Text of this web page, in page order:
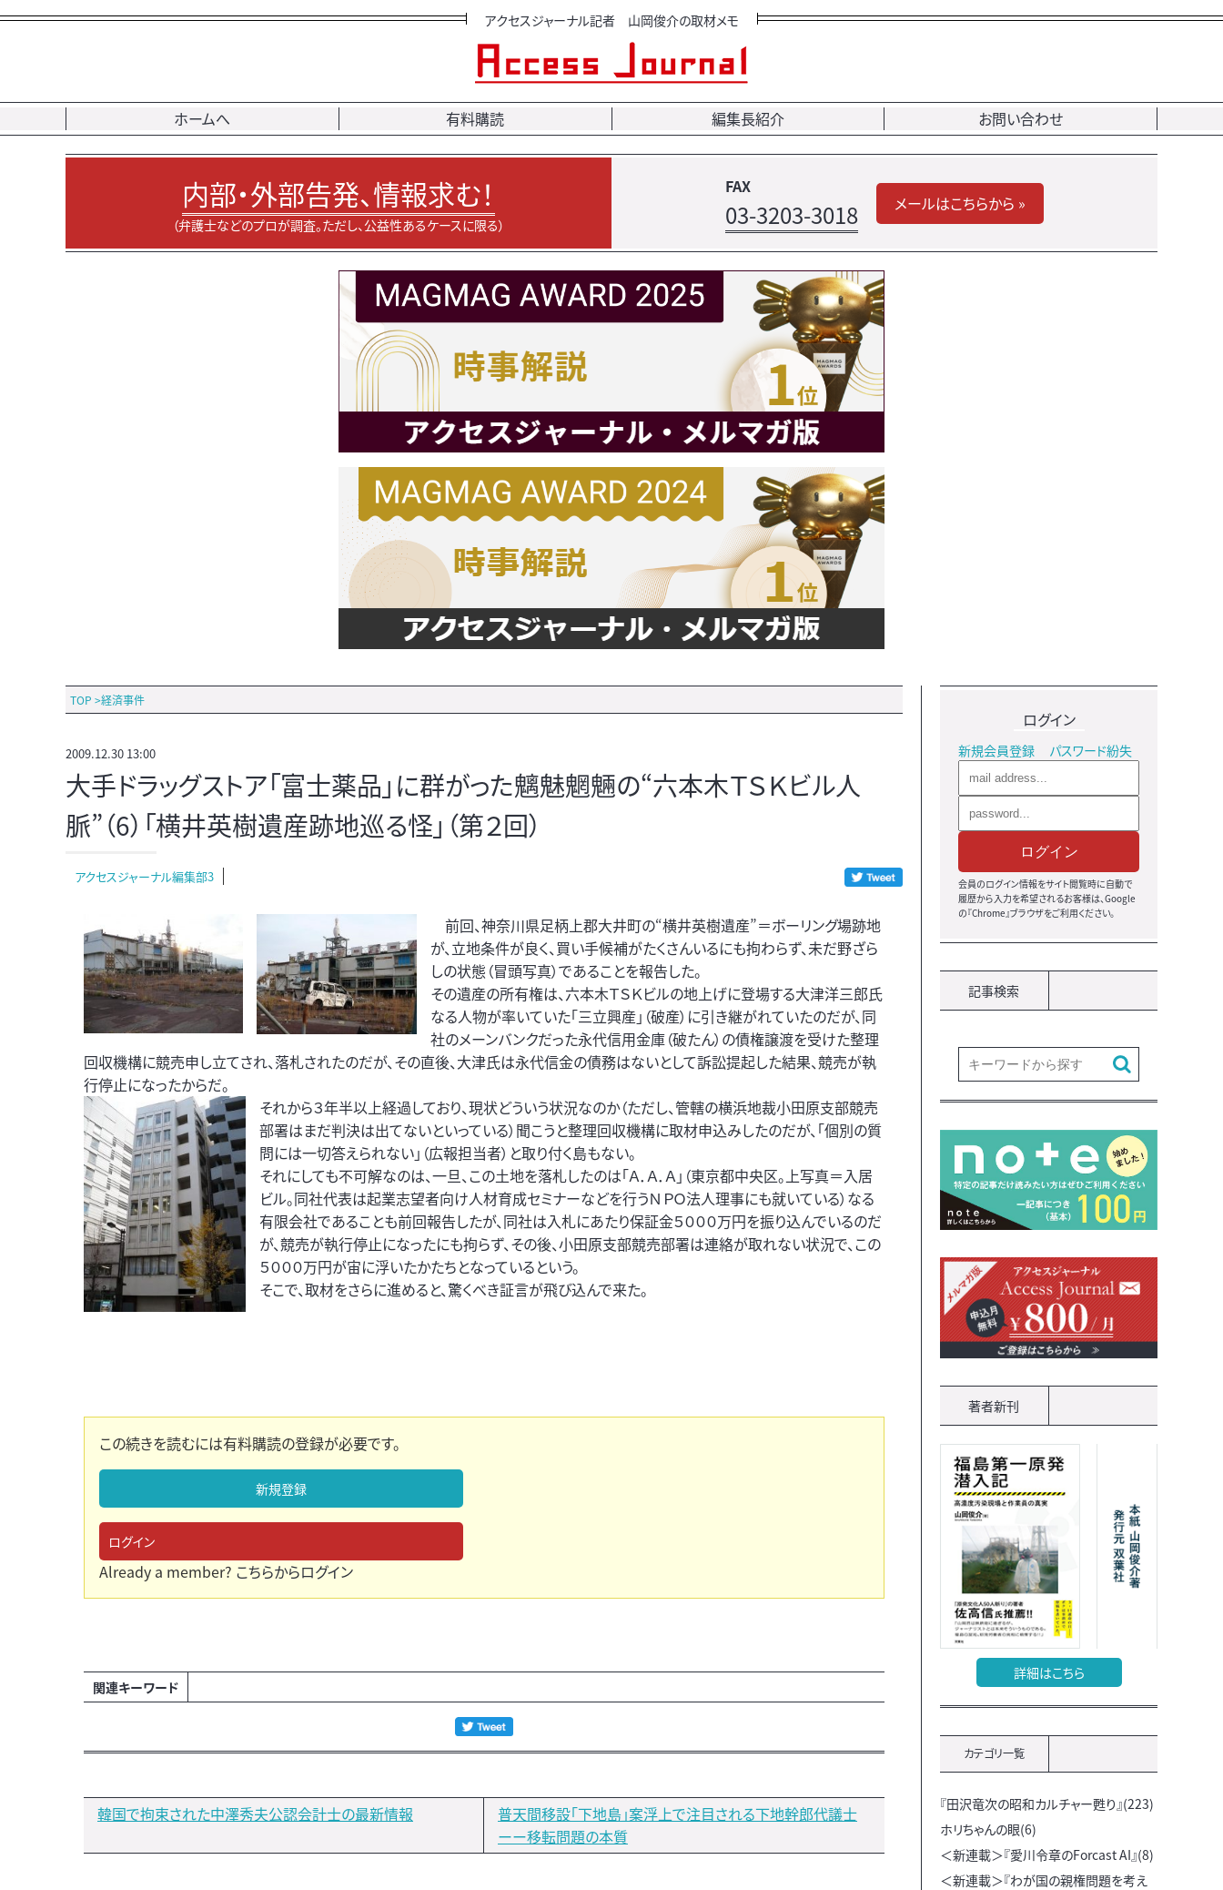
アクセスジャーナル記者 山岡俊介の取材メモ
ホームへ 有料購読 編集長紹介 お問い合わせ
内部・外部告発、情報求む！
（弁護士などのプロが調査。ただし、公益性あるケースに限る）
FAX
03-3203-3018 メールはこちらから »
TOP >経済事件
2009.12.30 13:00
大手ドラッグストア「富士薬品」に群がった魑魅魍魎の“六本木ＴＳＫビル人
脈”（6）「横井英樹遺産跡地巡る怪」（第２回）
アクセスジャーナル編集部3
前回、神奈川県足柄上郡大井町の“横井英樹遺産”＝ボーリング場跡地
が、立地条件が良く、買い手候補がたくさんいるにも拘わらず、未だ野ざら
しの状態（冒頭写真）であることを報告した。
その遺産の所有権は、六本木ＴＳＫビルの地上げに登場する大津洋三郎氏
なる人物が率いていた「三立興産」（破産）に引き継がれていたのだが、同
社のメーンバンクだった永代信用金庫（破たん）の債権譲渡を受けた整理
回収機構に競売申し立てされ、落札されたのだが、その直後、大津氏は永代信金の債務はないとして訴訟提起した結果、競売が執
行停止になったからだ。
それから３年半以上経過しており、現状どういう状況なのか（ただし、管轄の横浜地裁小田原支部競売
部署はまだ判決は出てないといっている）聞こうと整理回収機構に取材申込みしたのだが、「個別の質
問には一切答えられない」（広報担当者）と取り付く島もない。
それにしても不可解なのは、一旦、この土地を落札したのは「Ａ．Ａ．Ａ」（東京都中央区。上写真＝入居
ビル。同社代表は起業志望者向け人材育成セミナーなどを行うＮＰＯ法人理事にも就いている）なる
有限会社であることも前回報告したが、同社は入札にあたり保証金５０００万円を振り込んでいるのだ
が、競売が執行停止になったにも拘らず、その後、小田原支部競売部署は連絡が取れない状況で、この
５０００万円が宙に浮いたかたちとなっているという。
そこで、取材をさらに進めると、驚くべき証言が飛び込んで来た。
この続きを読むには有料購読の登録が必要です。
新規登録
ログイン
Already a member? こちらからログイン
関連キーワード
韓国で拘束された中澤秀夫公認会計士の最新情報
普天間移設「下地島」案浮上で注目される下地幹郎代議士
ーー移転問題の本質
ログイン
新規会員登録 パスワード紛失
ログイン
会員のログイン情報をサイト閲覧時に自動で
履歴から入力を希望されるお客様は、Google
の『Chrome』ブラウザをご利用ください。
記事検索
著者新刊
詳細はこちら
カテゴリ一覧
『田沢竜次の昭和カルチャー甦り』(223)
ホリちゃんの眼(6)
＜新連載＞『愛川令章のForcast AI』(8)
＜新連載＞『わが国の親権問題を考え